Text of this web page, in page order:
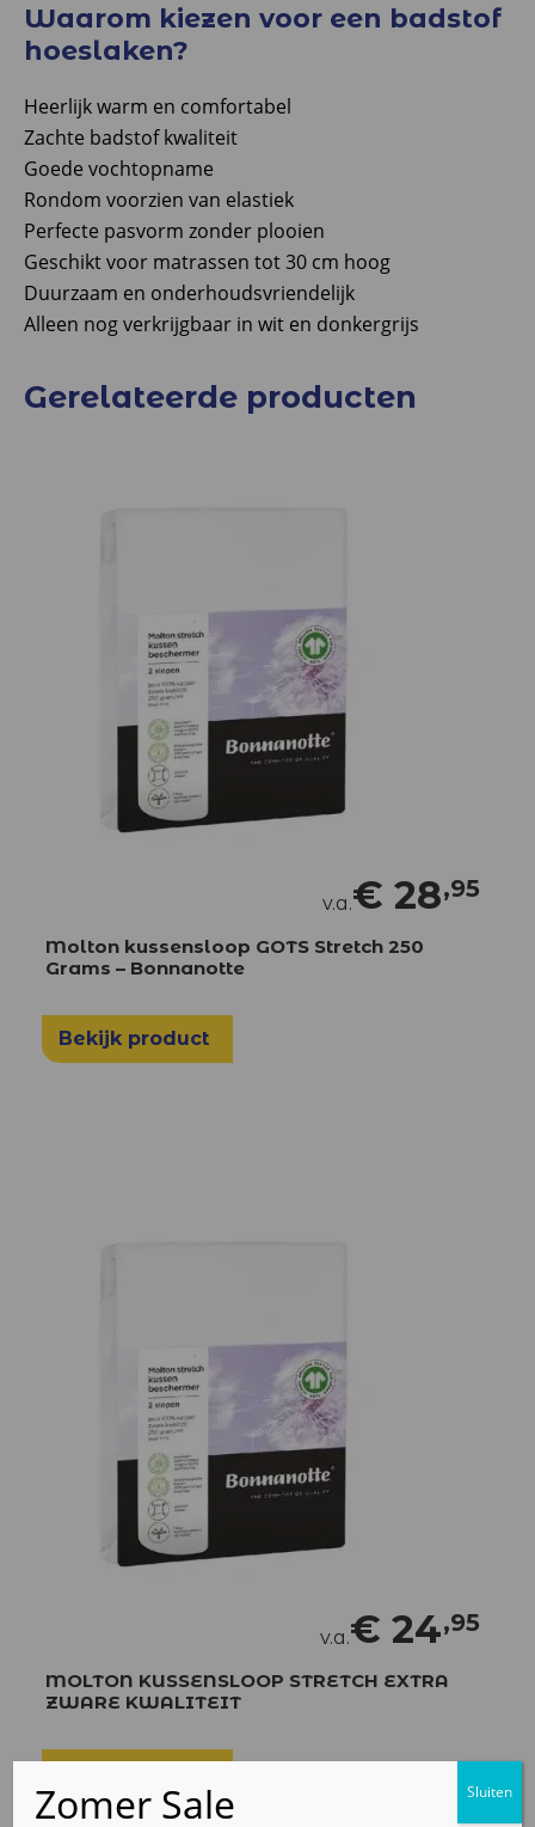
Waarom kiezen voor een badstof
hoeslaken?
Heerlijk warm en comfortabel
Zachte badstof kwaliteit
Goede vochtopname
Rondom voorzien van elastiek
Perfecte pasvorm zonder plooien
Geschikt voor matrassen tot 30 cm hoog
Duurzaam en onderhoudsvriendelijk
Alleen nog verkrijgbaar in wit en donkergrijs
Gerelateerde producten
v.a.€ 28,95
Molton kussensloop GOTS Stretch 250
Grams – Bonnanotte
Bekijk product
v.a.€ 24,95
MOLTON KUSSENSLOOP STRETCH EXTRA
ZWARE KWALITEIT